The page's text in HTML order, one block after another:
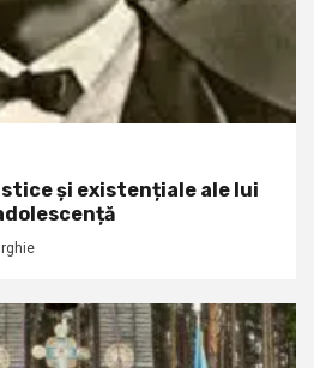
și existențiale ale lui